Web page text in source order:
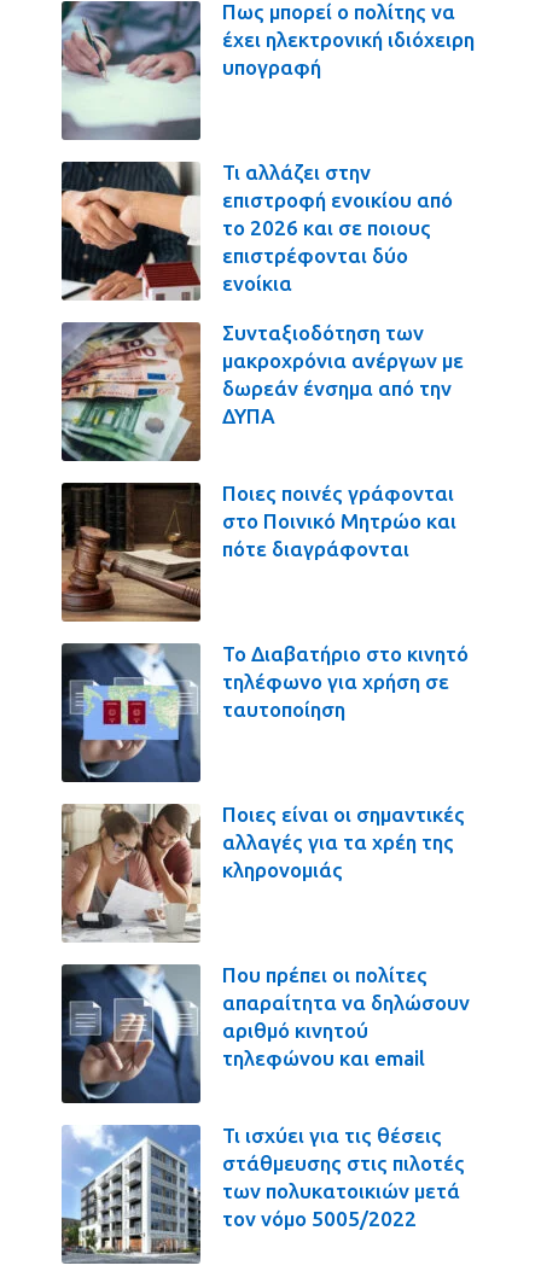
Πως μπορεί ο πολίτης να
έχει ηλεκτρονική ιδιόχειρη
υπογραφή
Τι αλλάζει στην
επιστροφή ενοικίου από
το 2026 και σε ποιους
επιστρέφονται δύο
ενοίκια
Συνταξιοδότηση των
μακροχρόνια ανέργων με
δωρεάν ένσημα από την
ΔΥΠΑ
Ποιες ποινές γράφονται
στο Ποινικό Μητρώο και
πότε διαγράφονται
Το Διαβατήριο στο κινητό
τηλέφωνο για χρήση σε
ταυτοποίηση
Ποιες είναι οι σημαντικές
αλλαγές για τα χρέη της
κληρονομιάς
Που πρέπει οι πολίτες
απαραίτητα να δηλώσουν
αριθμό κινητού
τηλεφώνου και email
Τι ισχύει για τις θέσεις
στάθμευσης στις πιλοτές
των πολυκατοικιών μετά
τον νόμο 5005/2022